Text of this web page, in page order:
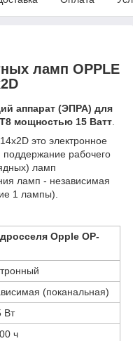
ламп OPPLE
аппарат (ЭПРА) для
мощностью 15 Ватт.
это электронное
рабочего
ламп
ламп - независимая
1 лампы).
Opple OP-
(поканальная)
Вт
ч